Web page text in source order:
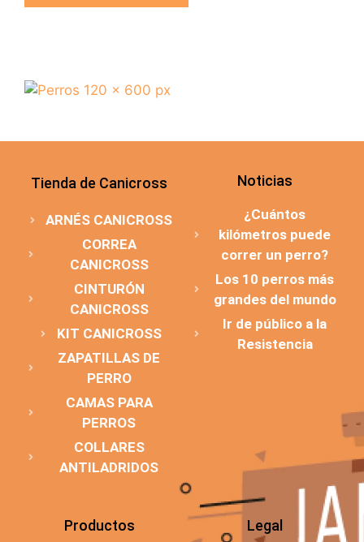
Tienda de Canicross
ARNÉS CANICROSS
CORREA
CANICROSS
CINTURÓN
CANICROSS
KIT CANICROSS
ZAPATILLAS DE
PERRO
CAMAS PARA
PERROS
COLLARES
ANTILADRIDOS
Noticias
¿Cuántos
kilómetros puede
correr un perro?
Los 10 perros más
grandes del mundo
Ir de público a la
Resistencia
Productos Legal